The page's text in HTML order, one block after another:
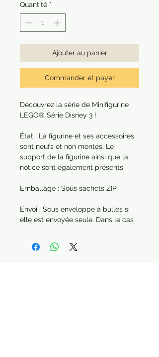
Quantité *
Ajouter au panier
Commander et payer
Découvrez la série de Minifigurine
LEGO® Série Disney 3 !
État : La figurine et ses accessoires
sont neufs et non montés. Le
support de la figurine ainsi que la
notice sont également présents.
Emballage : Sous sachets ZIP.
Envoi : Sous enveloppe à bulles si
elle est envoyée seule. Dans le cas
protégé séparément.